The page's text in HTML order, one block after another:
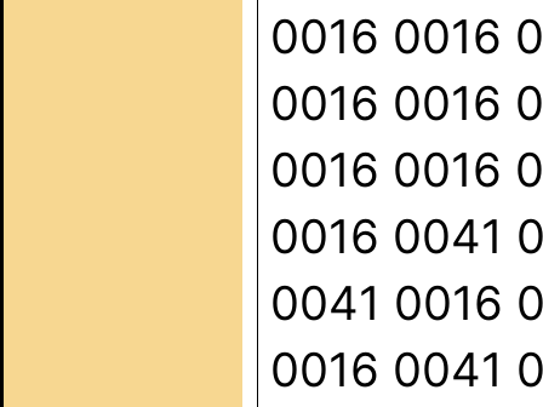
0016 0016
0016 0016
0016 0016
0016 0041
0041 0016
0016 0041